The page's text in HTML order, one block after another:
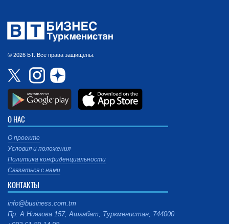
© 2026 БТ. Все права защищены.
О НАС
О проекте
Условия и положения
Политика конфиденциальности
Связаться с нами
КОНТАКТЫ
info@business.com.tm
Пр. А.Ниязова 157, Ашгабат, Туркменистан, 744000